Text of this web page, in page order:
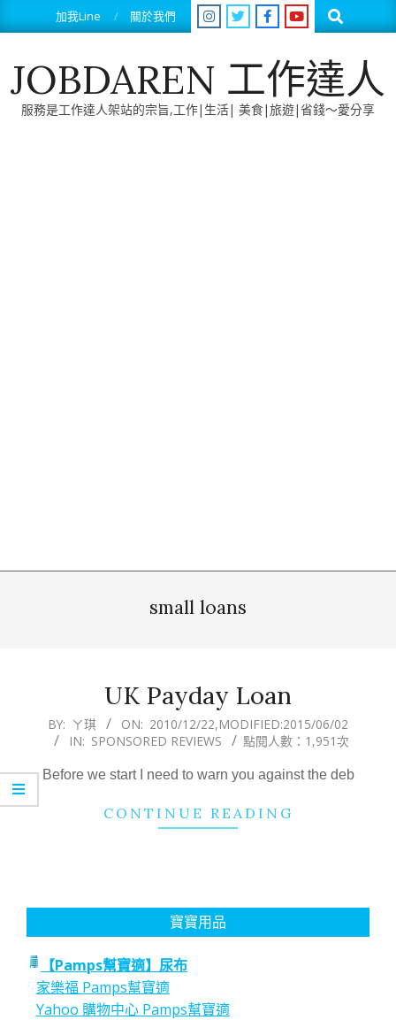
to
加我Line 關於我們 Search
JOBDAREN 工作達人
服務是工作達人架站的宗旨,工作|生活| 美食|旅遊|省錢～愛分享
small loans
UK Payday Loan
2010-
12-
22
BY: ㄚ琪 ON: 2010/12/22,MODIFIED:2015/06/02
IN: SPONSORED REVIEWS 點閱人數：1,951次
Before we start I need to warn you against the deb
CONTINUE READING
寶寶用品
【Pamps幫寶適】尿布
家樂福 Pamps幫寶適
Yahoo 購物中心 Pamps幫寶適